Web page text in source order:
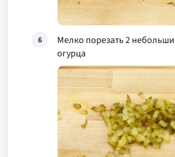
6
Мелко порезать 2
огурца